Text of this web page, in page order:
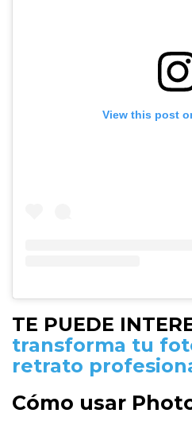
View this post
TE PUEDE
transforma tu
retrato
Cómo usar